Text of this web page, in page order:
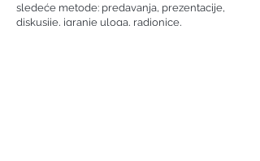
sledeće metode: predavanja, prezentacije,
diskusije, igranje uloga, radionice,